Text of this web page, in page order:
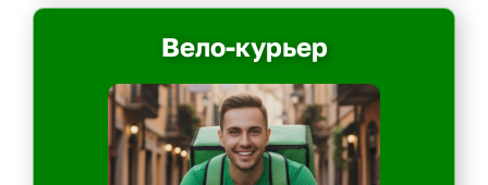
Вело-курьер